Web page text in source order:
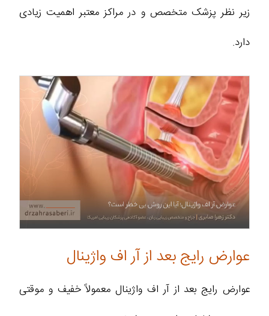
زیر نظر پزشک متخصص و در مراکز معتبر اهمیت زیادی
دارد.
عوارض رایج بعد از آر اف واژینال
عوارض رایج بعد از آر اف واژینال معمولاً خفیف و موقتی